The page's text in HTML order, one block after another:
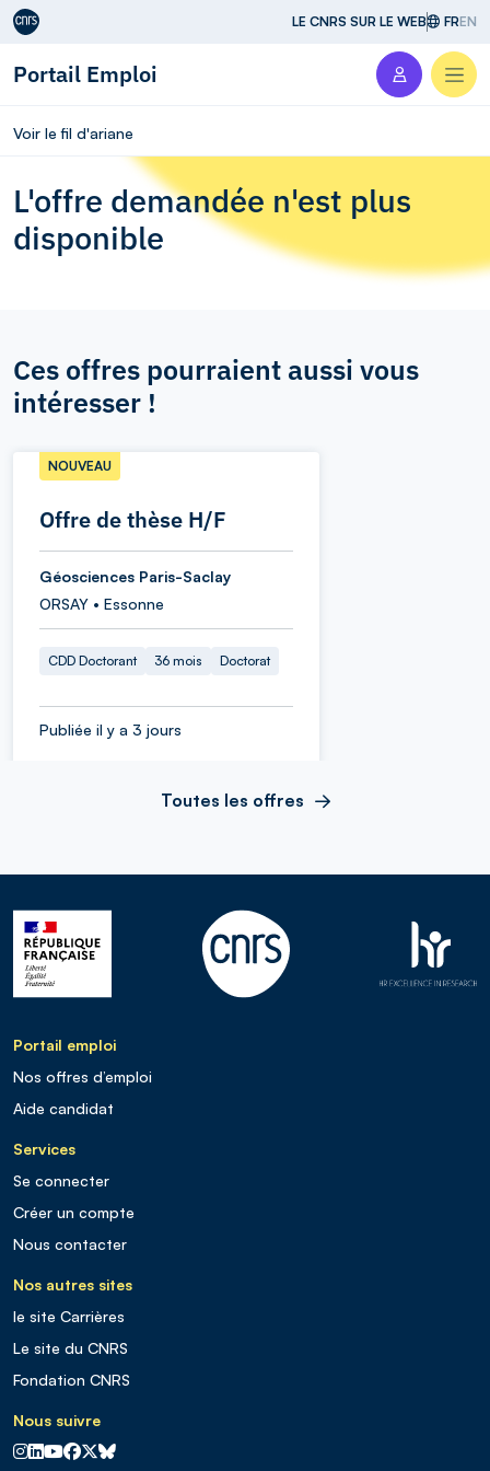
Aller au contenu LE CNRS SUR LE WEB FREN
Portail Emploi
Voir le fil d'ariane
L'offre demandée n'est plus
disponible
Ces offres pourraient aussi vous
intéresser !
Offre de thèse H/F
NOUVEAU
Géosciences Paris-Saclay
ORSAY • Essonne
CDD Doctorant 36 mois Doctorat
Publiée il y a 3 jours
Toutes les offres
Portail emploi
Nos offres d’emploi
Aide candidat
Services
Se connecter
Créer un compte
Nous contacter
Nos autres sites
le site Carrières
Le site du CNRS
Fondation CNRS
Nous suivre
CNRS sur Instagram
CNRS sur Linkedin
CNRS sur Youtube
CNRS sur Facebook
CNRS sur X
CNRS sur Blus sky